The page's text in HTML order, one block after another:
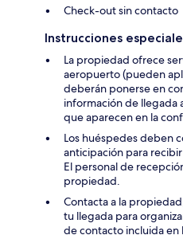
Check-out sin contacto
Instrucciones
La propiedad ofrece
aeropuerto (pueden
deberán ponerse en
información de llegada
que aparecen en la
Los huéspedes deben
anticipación para
El personal de
propiedad.
Contacta a la
tu llegada para
de contacto incluida en